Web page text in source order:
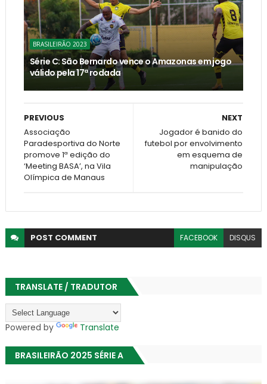
BRASILEIRÃO 2023
Série C: São Bernardo vence o Amazonas em jogo
válido pela 17ª rodada
NEXT
Jogador é banido do
futebol por envolvimento
em esquema de
manipulação
PREVIOUS
Associação
Paradesportiva do Norte
promove 1ª edição do
‘Meeting BASA’, na Vila
Olímpica de Manaus
POST COMMENT FACEBOOK DISQUS
TRANSLATE / TRADUTOR
Powered by Translate
BRASILEIRÃO 2025 SÉRIE A